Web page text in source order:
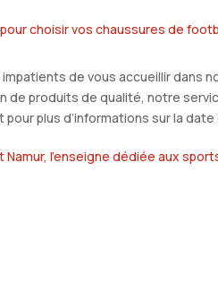
choisir vos chaussures de
de vous accueillir dans
de produits de qualité, notre
pour plus d’informations sur la
Namur, l’enseigne dédiée aux